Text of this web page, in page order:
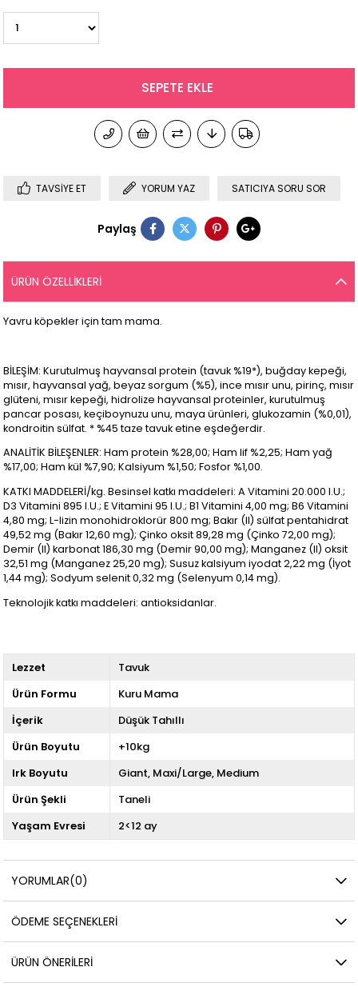
TAVSIYE ET YORUM YAZ SATICIYA SORU SOR
Paylaş
ÜRÜN ÖZELLIKLERI
Yavru köpekler için tam mama.
BİLEŞİM: Kurutulmuş hayvansal protein (tavuk %19*), buğday kepeği,
mısır, hayvansal yağ, beyaz sorgum (%5), ince mısır unu, pirinç, mısır
glüteni, mısır kepeği, hidrolize hayvansal proteinler, kurutulmuş
pancar posası, keçiboynuzu unu, maya ürünleri, glukozamin (%0,01),
kondroitin sülfat. * %45 taze tavuk etine eşdeğerdir.
ANALİTİK BİLEŞENLER: Ham protein %28,00; Ham lif %2,25; Ham yağ
%17,00; Ham kül %7,90; Kalsiyum %1,50; Fosfor %1,00.
KATKI MADDELERİ/kg. Besinsel katkı maddeleri: A Vitamini 20.000 I.U.;
D3 Vitamini 895 I.U.; E Vitamini 95 I.U.; B1 Vitamini 4,00 mg; B6 Vitamini
4,80 mg; L-lizin monohidroklorür 800 mg; Bakır (II) sülfat pentahidrat
49,52 mg (Bakır 12,60 mg); Çinko oksit 89,28 mg (Çinko 72,00 mg);
Demir (II) karbonat 186,30 mg (Demir 90,00 mg); Manganez (II) oksit
32,51 mg (Manganez 25,20 mg); Susuz kalsiyum iyodat 2,22 mg (İyot
1,44 mg); Sodyum selenit 0,32 mg (Selenyum 0,14 mg).
Teknolojik katkı maddeleri: antioksidanlar.
Lezzet
Tavuk
Ürün Formu
Kuru Mama
İçerik
Düşük Tahıllı
Ürün Boyutu
+10kg
Irk Boyutu
Giant Maxi/Large Medium
Ürün Şekli
Taneli
Yaşam Evresi
2<12 ay
YORUMLAR(0)
ÖDEME SEÇENEKLERI
ÜRÜN ÖNERILERI